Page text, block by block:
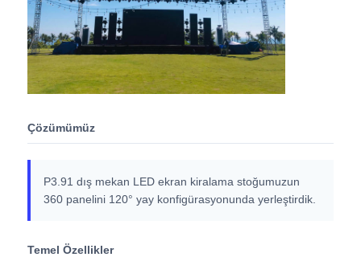
SMD LED Ekran
Dış LED Ekran Tablosu
Dış mekan led reklam panosu
Çözümümüz
P3.91 dış mekan LED ekran kiralama stoğumuzun
360 panelini 120° yay konfigürasyonunda yerleştirdik.
Temel Özellikler